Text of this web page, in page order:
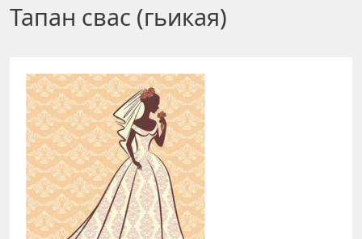
Тапан свас (гьикая)